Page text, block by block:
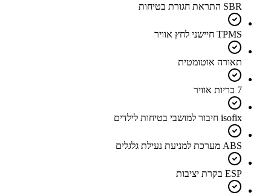
SBR התראת חגורת בטיחות
TPMS חיישני לחץ אוויר
תאורה אוטומטית
7 כריות אוויר
isofix חיבור למושבי בטיחות לילדים
ABS מערכת למניעת נעילת גלגלים
ESP בקרת יציבות